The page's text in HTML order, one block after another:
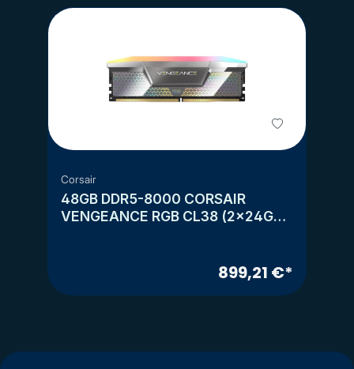
Corsair
48GB DDR5-8000 CORSAIR
VENGEANCE RGB CL38 (2x24GB)
899,21 €*